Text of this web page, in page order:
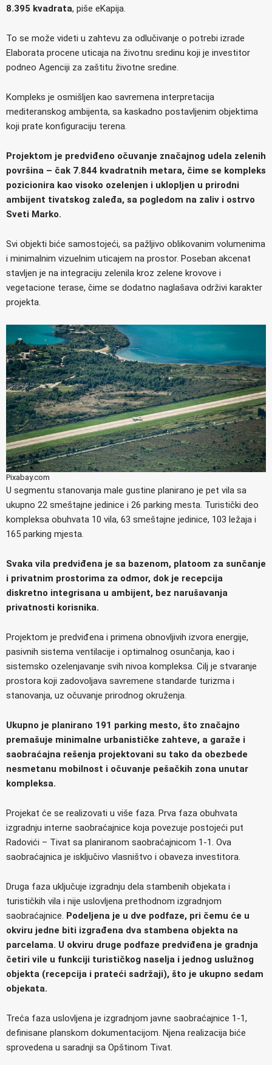
8.395 kvadrata, piše eKapija.
To se može videti u zahtevu za odlučivanje o potrebi izrade
Elaborata procene uticaja na životnu sredinu koji je investitor
podneo Agenciji za zaštitu životne sredine.
Kompleks je osmišljen kao savremena interpretacija
mediteranskog ambijenta, sa kaskadno postavljenim objektima
koji prate konfiguraciju terena.
Projektom je predviđeno očuvanje značajnog udela zelenih
površina – čak 7.844 kvadratnih metara, čime se kompleks
pozicionira kao visoko ozelenjen i uklopljen u prirodni
ambijent tivatskog zaleđa, sa pogledom na zaliv i ostrvo
Sveti Marko.
Svi objekti biće samostojeći, sa pažljivo oblikovanim volumenima
i minimalnim vizuelnim uticajem na prostor. Poseban akcenat
stavljen je na integraciju zelenila kroz zelene krovove i
vegetacione terase, čime se dodatno naglašava održivi karakter
projekta.
Pixabay.com
U segmentu stanovanja male gustine planirano je pet vila sa
ukupno 22 smeštajne jedinice i 26 parking mesta. Turistički deo
kompleksa obuhvata 10 vila, 63 smeštajne jedinice, 103 ležaja i
165 parking mjesta.
Svaka vila predviđena je sa bazenom, platoom za sunčanje
i privatnim prostorima za odmor, dok je recepcija
diskretno integrisana u ambijent, bez narušavanja
privatnosti korisnika.
Projektom je predviđena i primena obnovljivih izvora energije,
pasivnih sistema ventilacije i optimalnog osunčanja, kao i
sistemsko ozelenjavanje svih nivoa kompleksa. Cilj je stvaranje
prostora koji zadovoljava savremene standarde turizma i
stanovanja, uz očuvanje prirodnog okruženja.
Ukupno je planirano 191 parking mesto, što značajno
premašuje minimalne urbanističke zahteve, a garaže i
saobraćajna rešenja projektovani su tako da obezbede
nesmetanu mobilnost i očuvanje pešačkih zona unutar
kompleksa.
Projekat će se realizovati u više faza. Prva faza obuhvata
izgradnju interne saobraćajnice koja povezuje postojeći put
Radovići – Tivat sa planiranom saobraćajnicom 1-1. Ova
saobraćajnica je isključivo vlasništvo i obaveza investitora.
Druga faza uključuje izgradnju dela stambenih objekata i
turističkih vila i nije uslovljena prethodnom izgradnjom
saobraćajnice. Podeljena je u dve podfaze, pri čemu će u
okviru jedne biti izgrađena dva stambena objekta na
parcelama. U okviru druge podfaze predviđena je gradnja
četiri vile u funkciji turističkog naselja i jednog uslužnog
objekta (recepcija i prateći sadržaji), što je ukupno sedam
objekata.
Treća faza uslovljena je izgradnjom javne saobraćajnice 1-1,
definisane planskom dokumentacijom. Njena realizacija biće
sprovedena u saradnji sa Opštinom Tivat.